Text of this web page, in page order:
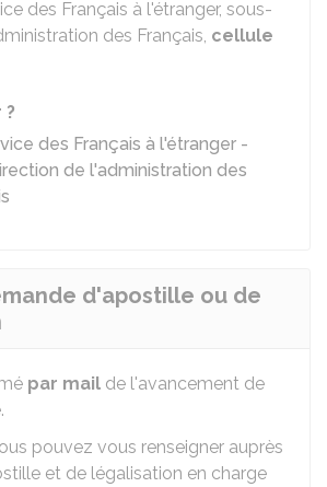
des Français à l'étranger, sous-
des Français, cellule
?
des Français à l'étranger -
de l'administration des
d'apostille ou de
par mail de l'avancement de
pouvez vous renseigner auprès
et de légalisation en charge